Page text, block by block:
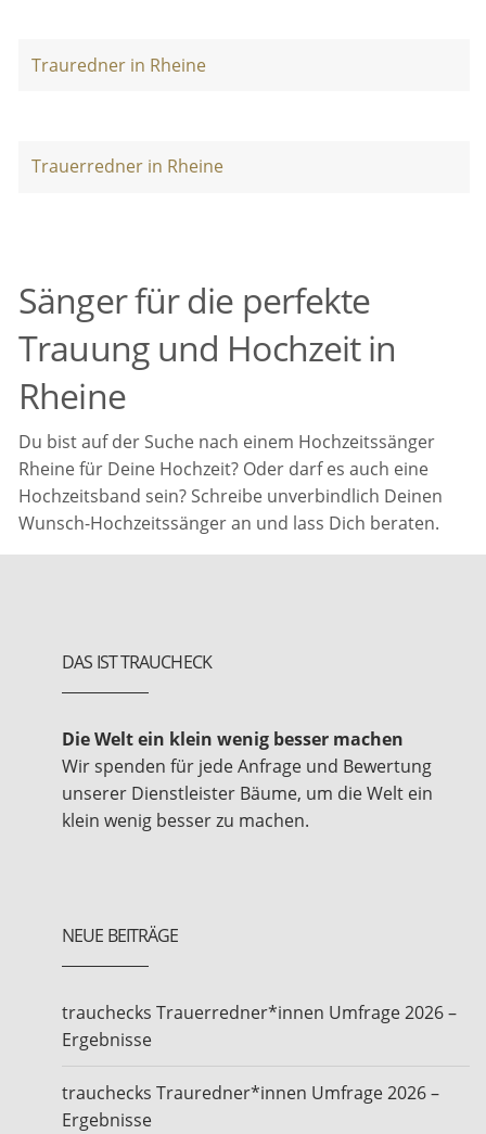
Trauredner in Rheine
Trauerredner in Rheine
Sänger für die perfekte
Trauung und Hochzeit in
Rheine
Du bist auf der Suche nach einem Hochzeitssänger
Rheine für Deine Hochzeit? Oder darf es auch eine
Hochzeitsband sein? Schreibe unverbindlich Deinen
Wunsch-Hochzeitssänger an und lass Dich beraten.
DAS IST TRAUCHECK
Die Welt ein klein wenig besser machen
Wir spenden für jede Anfrage und Bewertung
unserer Dienstleister Bäume, um die Welt ein
klein wenig besser zu machen.
NEUE BEITRÄGE
trauchecks Trauerredner*innen Umfrage 2026 –
Ergebnisse
trauchecks Trauredner*innen Umfrage 2026 –
Ergebnisse